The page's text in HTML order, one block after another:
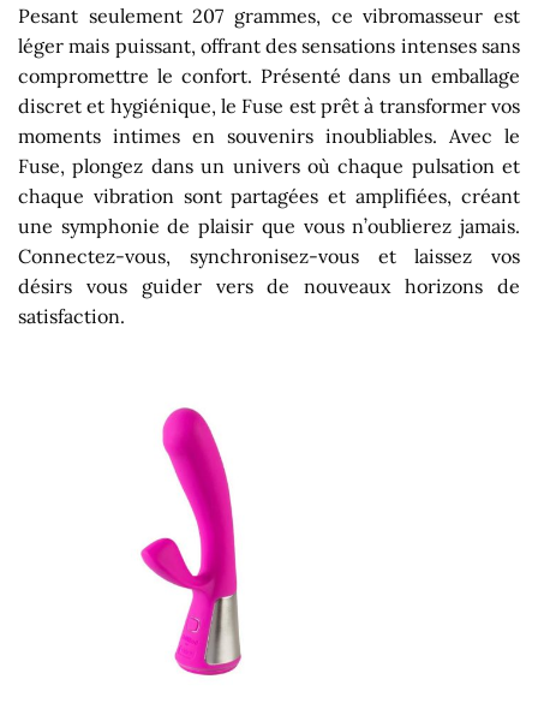
Pesant seulement 207 grammes, ce vibromasseur est
léger mais puissant, offrant des sensations intenses sans
compromettre le confort. Présenté dans un emballage
discret et hygiénique, le Fuse est prêt à transformer vos
moments intimes en souvenirs inoubliables. Avec le
Fuse, plongez dans un univers où chaque pulsation et
chaque vibration sont partagées et amplifiées, créant
une symphonie de plaisir que vous n’oublierez jamais.
Connectez-vous, synchronisez-vous et laissez vos
désirs vous guider vers de nouveaux horizons de
satisfaction.